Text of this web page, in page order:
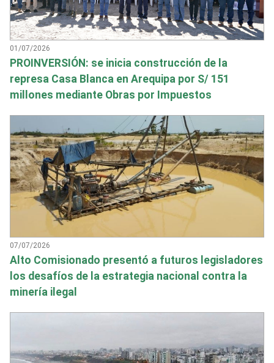
01/07/2026
PROINVERSIÓN: se inicia construcción de la
represa Casa Blanca en Arequipa por S/ 151
millones mediante Obras por Impuestos
07/07/2026
Alto Comisionado presentó a futuros legisladores
los desafíos de la estrategia nacional contra la
minería ilegal